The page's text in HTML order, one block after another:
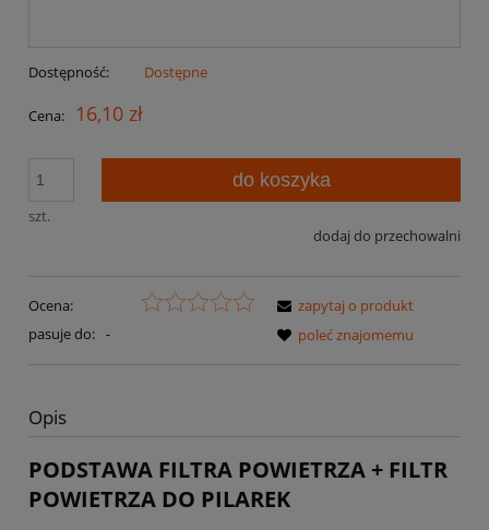
Dostępność: Dostępne
Cena: 16,10 zł
szt.
do koszyka
dodaj do przechowalni
Ocena:
pasuje do: -
zapytaj o produkt
poleć znajomemu
Opis
PODSTAWA FILTRA POWIETRZA + FILTR
POWIETRZA DO PILAREK